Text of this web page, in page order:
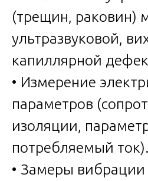
(трещин, раковин)
ультразвуковой,
капиллярной
• Измерение
параметров
изоляции,
потребляемый ток).
• Замеры